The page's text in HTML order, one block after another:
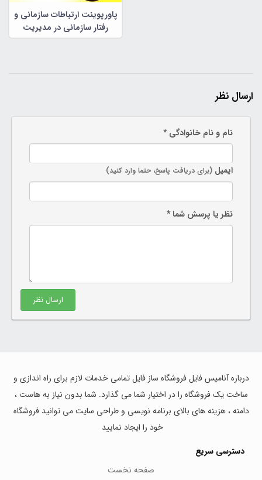
پاورپوینت ارتباطات سازمانی و
رفتار سازمانی در مدیریت
سازمانی
ارسال نظر
نام و نام خانوادگی *
ایمیل (برای دریافت پاسخ، حتما وارد کنید)
نظر یا پرسش شما *
ارسال نظر
درباره آنامیس فایل فروشگاه ساز فایل تمامی خدمات لازم برای راه اندازی و
ساخت یک فروشگاه را در اختیار شما می گذارد. شما بدون نیاز به هاست ،
دامنه ، هزینه های بالای برنامه نویسی و طراحی سایت می توانید فروشگاه
خود را ایجاد نمایید
دسترسی سریع
صفحه نخست